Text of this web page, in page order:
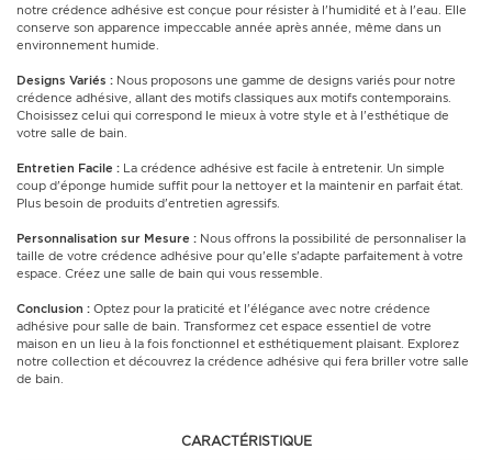
notre crédence adhésive est conçue pour résister à l'humidité et à l'eau. Elle
conserve son apparence impeccable année après année, même dans un
environnement humide.
Designs Variés : Nous proposons une gamme de designs variés pour notre
crédence adhésive, allant des motifs classiques aux motifs contemporains.
Choisissez celui qui correspond le mieux à votre style et à l'esthétique de
votre salle de bain.
Entretien Facile : La crédence adhésive est facile à entretenir. Un simple
coup d'éponge humide suffit pour la nettoyer et la maintenir en parfait état.
Plus besoin de produits d'entretien agressifs.
Personnalisation sur Mesure : Nous offrons la possibilité de personnaliser la
taille de votre crédence adhésive pour qu'elle s'adapte parfaitement à votre
espace. Créez une salle de bain qui vous ressemble.
Conclusion : Optez pour la praticité et l'élégance avec notre crédence
adhésive pour salle de bain. Transformez cet espace essentiel de votre
maison en un lieu à la fois fonctionnel et esthétiquement plaisant. Explorez
notre collection et découvrez la crédence adhésive qui fera briller votre salle
de bain.
CARACTÉRISTIQUE